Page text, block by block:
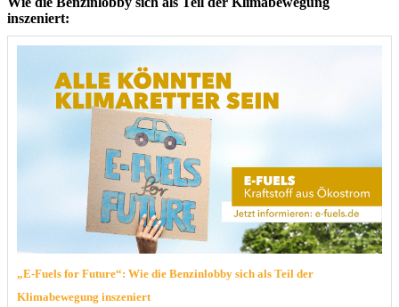
inszeniert:
„E-Fuels for Future“: Wie die Benzinlobby sich als Teil der
Klimabewegung inszeniert